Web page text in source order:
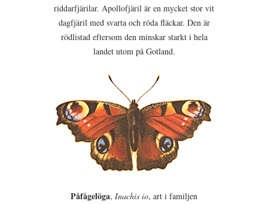
riddarfjärilar. Apollofjäril är en mycket stor vit
dagfjäril med svarta och röda fläckar. Den är
rödlistad eftersom den minskar starkt i hela
landet utom på Gotland.
Påfågelöga, Inachis io, art i familjen